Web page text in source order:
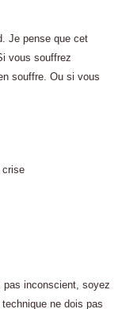
Je pense que cet
vous souffrez
souffre. Ou si vous
pas inconscient, soyez
ne dois pas